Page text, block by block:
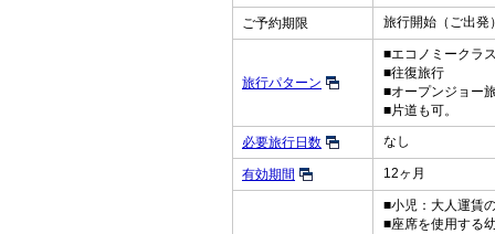
ご予約期限 旅行開始（ご出発
旅行パターン
■エコノミークラ
■往復旅行
■オープンジョー
■片道も可。
必要旅行日数 なし
有効期間 12ヶ月
■小児：大人運賃
■座席を使用する